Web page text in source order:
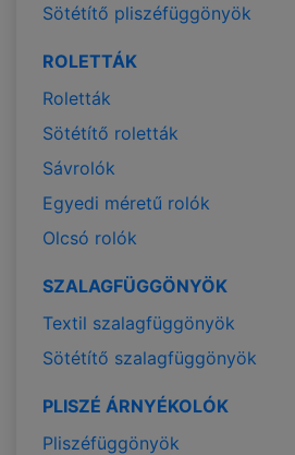
Sötétítő pliszéfüggönyök
ROLETTÁK
Roletták
Sötétítő roletták
Sávrolók
Egyedi méretű rolók
Olcsó rolók
SZALAGFÜGGÖNYÖK
Textil szalagfüggönyök
Sötétítő szalagfüggönyök
PLISZÉ ÁRNYÉKOLÓK
Pliszéfüggönyök